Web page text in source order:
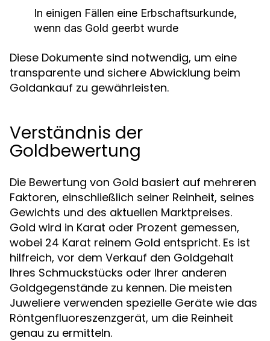
In einigen Fällen eine Erbschaftsurkunde,
wenn das Gold geerbt wurde
Diese Dokumente sind notwendig, um eine
transparente und sichere Abwicklung beim
Goldankauf zu gewährleisten.
Verständnis der
Goldbewertung
Die Bewertung von Gold basiert auf mehreren
Faktoren, einschließlich seiner Reinheit, seines
Gewichts und des aktuellen Marktpreises.
Gold wird in Karat oder Prozent gemessen,
wobei 24 Karat reinem Gold entspricht. Es ist
hilfreich, vor dem Verkauf den Goldgehalt
Ihres Schmuckstücks oder Ihrer anderen
Goldgegenstände zu kennen. Die meisten
Juweliere verwenden spezielle Geräte wie das
Röntgenfluoreszenzgerät, um die Reinheit
genau zu ermitteln.